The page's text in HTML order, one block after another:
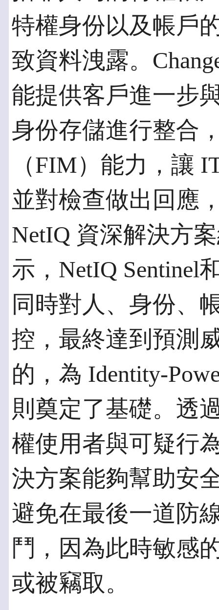
特權身份以及帳戶
致資料洩露。
能提供客戶進一步
身份存儲進行整合
（FIM）能力，讓
並對檢查做出回應
NetIQ 資深解決方案
示，NetIQ Sentinel
同時對人、身份、
控，最終達到預測
的，為 Identity-
則奠定了基礎。透
權使用者與可疑行
決方案能夠幫助安
避免在最後一道防
鬥，因為此時敏感
或被竊取。